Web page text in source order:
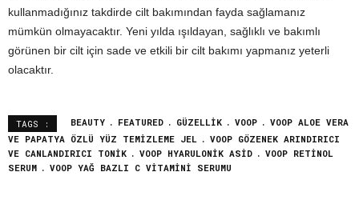
kullanmadığınız takdirde cilt bakımından fayda sağlamanız
mümkün olmayacaktır. Yeni yılda ışıldayan, sağlıklı ve bakımlı
görünen bir cilt için sade ve etkili bir cilt bakımı yapmanız yeterli
olacaktır.
TAGS : BEAUTY FEATURED GÜZELLIK VOOP
VOOP ALOE VERA
VE PAPATYA ÖZLÜ YÜZ TEMIZLEME JEL
VOOP GÖZENEK ARINDIRICI
VE CANLANDIRICI TONIK
VOOP HYARULONIK ASID
VOOP RETINOL
SERUM
VOOP YAĞ BAZLI C VITAMINI SERUMU